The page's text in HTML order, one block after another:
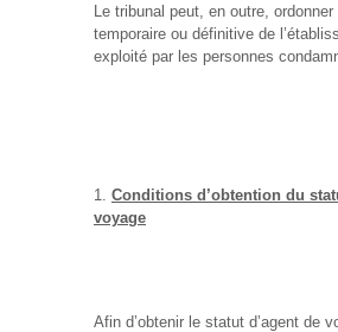
Le tribunal peut, en outre,
temporaire ou définitive de
exploité par les personnes
Conditions d’obtention du
voyage
Afin d’obtenir le statut d’agent de